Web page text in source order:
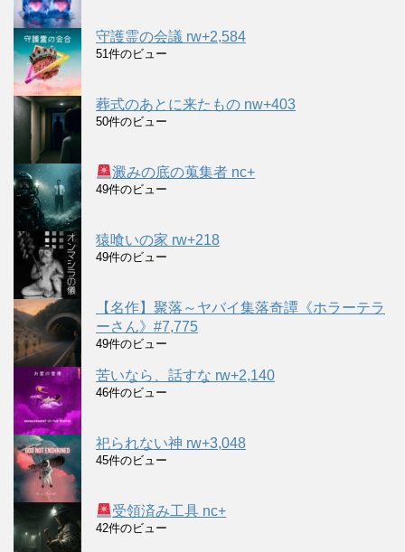
守護霊の会議 rw+2,584
51件のビュー
葬式のあとに来たもの nw+403
50件のビュー
澱みの底の蒐集者 nc+
49件のビュー
猿喰いの家 rw+218
49件のビュー
【名作】聚落～ヤバイ集落奇譚《ホラーテラ
ーさん》#7,775
49件のビュー
苦いなら、話すな rw+2,140
46件のビュー
祀られない神 rw+3,048
45件のビュー
受領済み工具 nc+
42件のビュー